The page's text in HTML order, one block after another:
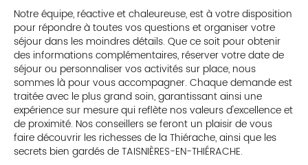
Notre équipe, réactive et chaleureuse, est à votre disposition
pour répondre à toutes vos questions et organiser votre
séjour dans les moindres détails. Que ce soit pour obtenir
des informations complémentaires, réserver votre date de
séjour ou personnaliser vos activités sur place, nous
sommes là pour vous accompagner. Chaque demande est
traitée avec le plus grand soin, garantissant ainsi une
expérience sur mesure qui reflète nos valeurs d'excellence et
de proximité. Nos conseillers se feront un plaisir de vous
faire découvrir les richesses de la Thiérache, ainsi que les
secrets bien gardés de TAISNIÈRES-EN-THIÉRACHE.